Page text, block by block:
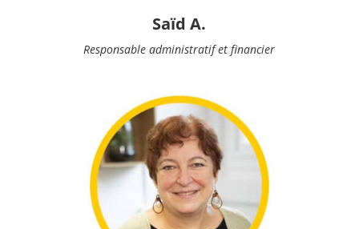
Saïd A.
Responsable administratif et financier